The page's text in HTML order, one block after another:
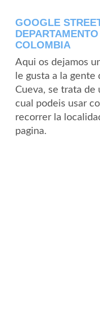
GOOGLE
COLOMBIA
Aqui os dejamos
le gusta a la
Cueva, se trata de
cual podeis usar
recorrer la
pagina.